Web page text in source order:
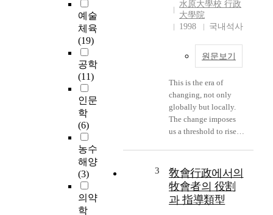
예술
체육
(19)
공학
(11)
인문
학
(6)
농수
해양
(3)
의약
학
administration system
proper to the age of
in the social welfare,
many directions. Local
social welfare is a big
problem which the
Korea politicians and
people have to solve,
and controlling system
of centralism. The
local self-government
has welfare function
水原大學校 行政
大學院
1998
국내석사
원문보기
This is the era of
changing, not only
globally but locally.
The change imposes
us a threshold to rise
rise, otherwise fall.
Suwon should be
changed and
renovated because she
3
敎會行政에서의
牧會者의 役割
과 指導類型